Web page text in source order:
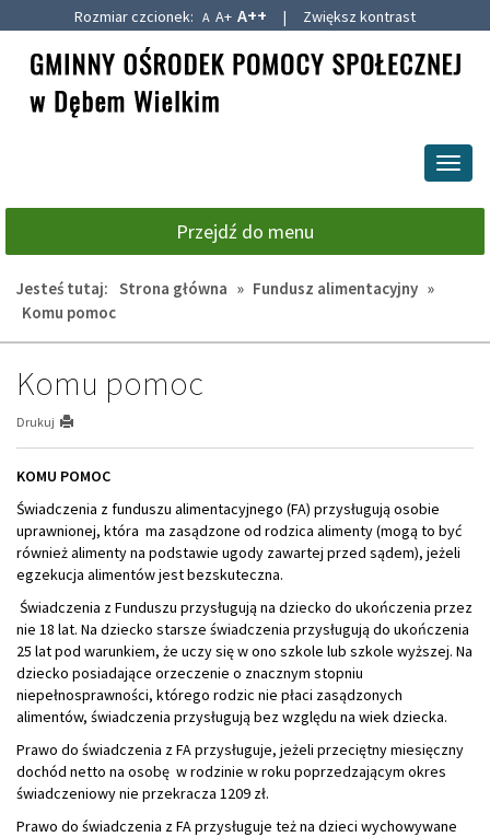
treści
Rozmiar czcionek: A A+ A++ | Zwiększ kontrast
Przejdź do menu
Jesteś tutaj: Strona główna » Fundusz alimentacyjny »
Komu pomoc
Komu pomoc
Drukuj
KOMU POMOC
Świadczenia z funduszu alimentacyjnego (FA) przysługują osobie
uprawnionej, która ma zasądzone od rodzica alimenty (mogą to być
również alimenty na podstawie ugody zawartej przed sądem), jeżeli
egzekucja alimentów jest bezskuteczna.
Świadczenia z Funduszu przysługują na dziecko do ukończenia przez
nie 18 lat. Na dziecko starsze świadczenia przysługują do ukończenia
25 lat pod warunkiem, że uczy się w ono szkole lub szkole wyższej. Na
dziecko posiadające orzeczenie o znacznym stopniu
niepełnosprawności, którego rodzic nie płaci zasądzonych
alimentów, świadczenia przysługują bez względu na wiek dziecka.
Prawo do świadczenia z FA przysługuje, jeżeli przeciętny miesięczny
dochód netto na osobę w rodzinie w roku poprzedzającym okres
świadczeniowy nie przekracza 1209 zł.
Prawo do świadczenia z FA przysługuje też na dzieci wychowywane